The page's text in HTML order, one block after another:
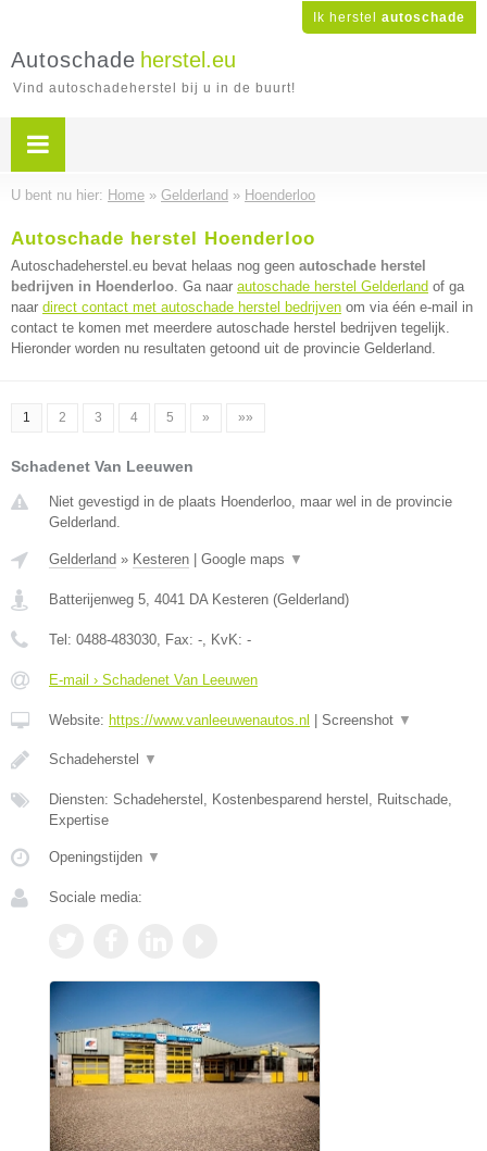
Ik herstel autoschade
Autoschade herstel.eu
Vind autoschadeherstel bij u in de buurt!
U bent nu hier: Home » Gelderland » Hoenderloo
Autoschade herstel Hoenderloo
Autoschadeherstel.eu bevat helaas nog geen autoschade herstel
bedrijven in Hoenderloo. Ga naar autoschade herstel Gelderland of ga
naar direct contact met autoschade herstel bedrijven om via één e-mail in
contact te komen met meerdere autoschade herstel bedrijven tegelijk.
Hieronder worden nu resultaten getoond uit de provincie Gelderland.
1 2 3 4 5 » »»
Schadenet Van Leeuwen
Niet gevestigd in de plaats Hoenderloo, maar wel in de provincie
Gelderland.
Gelderland » Kesteren Google maps ▼
Batterijenweg 5, 4041 DA Kesteren (Gelderland)
Tel: 0488-483030, Fax: -, KvK: -
E-mail › Schadenet Van Leeuwen
Website: https://www.vanleeuwenautos.nl Screenshot ▼
Schadeherstel ▼
Diensten: Schadeherstel, Kostenbesparend herstel, Ruitschade,
Expertise
Openingstijden ▼
Sociale media: